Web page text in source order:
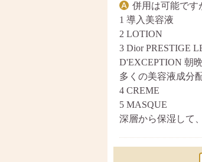
併用は可能です
1 導入美容液
2 LOTION
3 Dior PRESTIGE
D'EXCEPTION 朝
多くの美容液成分
4 CREME
5 MASQUE
深層から保湿して